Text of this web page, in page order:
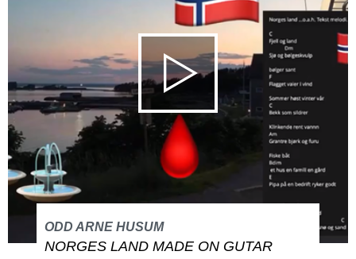
ODD ARNE HUSUM
NORGES LAND MADE ON GUTAR